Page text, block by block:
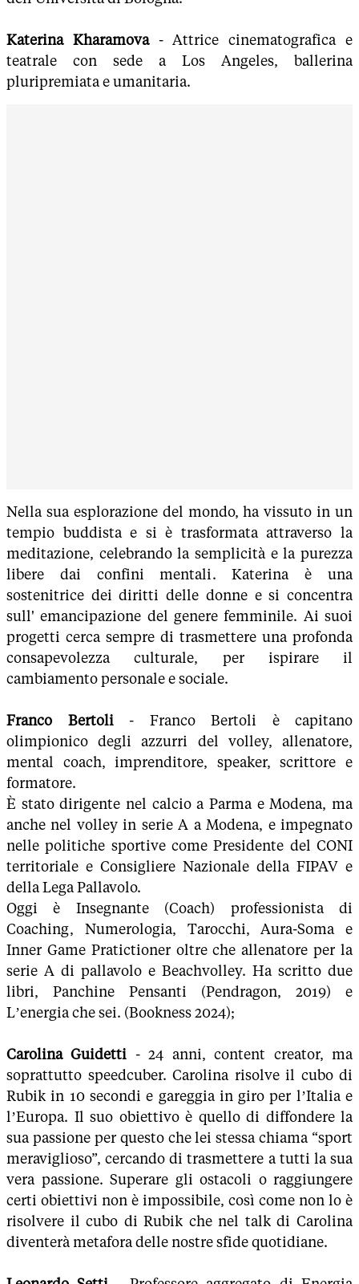
Katerina Kharamova - Attrice cinematografica e
teatrale con sede a Los Angeles, ballerina
pluripremiata e umanitaria.
Nella sua esplorazione del mondo, ha vissuto in un
tempio buddista e si è trasformata attraverso la
meditazione, celebrando la semplicità e la purezza
libere dai confini mentali. Katerina è una
sostenitrice dei diritti delle donne e si concentra
sull' emancipazione del genere femminile. Ai suoi
progetti cerca sempre di trasmettere una profonda
consapevolezza culturale, per ispirare il
cambiamento personale e sociale.
Franco Bertoli- Franco Bertoli è capitano
olimpionico degli azzurri del volley, allenatore,
mental coach, imprenditore, speaker, scrittore e
formatore.
È stato dirigente nel calcio a Parma e Modena, ma
anche nel volley in serie A a Modena, e impegnato
nelle politiche sportive come Presidente del CONI
territoriale e Consigliere Nazionale della FIPAV e
della Lega Pallavolo.
Oggi è Insegnante (Coach) professionista di
Coaching, Numerologia, Tarocchi, Aura-Soma e
Inner Game Pratictioner oltre che allenatore per la
serie A di pallavolo e Beachvolley. Ha scritto due
libri, Panchine Pensanti (Pendragon, 2019) e
L’energia che sei. (Bookness 2024);
Carolina Guidetti - 24 anni, content creator, ma
soprattutto speedcuber. Carolina risolve il cubo di
Rubik in 10 secondi e gareggia in giro per l’Italia e
l’Europa. Il suo obiettivo è quello di diffondere la
sua passione per questo che lei stessa chiama “sport
meraviglioso”, cercando di trasmettere a tutti la sua
vera passione. Superare gli ostacoli o raggiungere
certi obiettivi non è impossibile, così come non lo è
risolvere il cubo di Rubik che nel talk di Carolina
diventerà metafora delle nostre sfide quotidiane.